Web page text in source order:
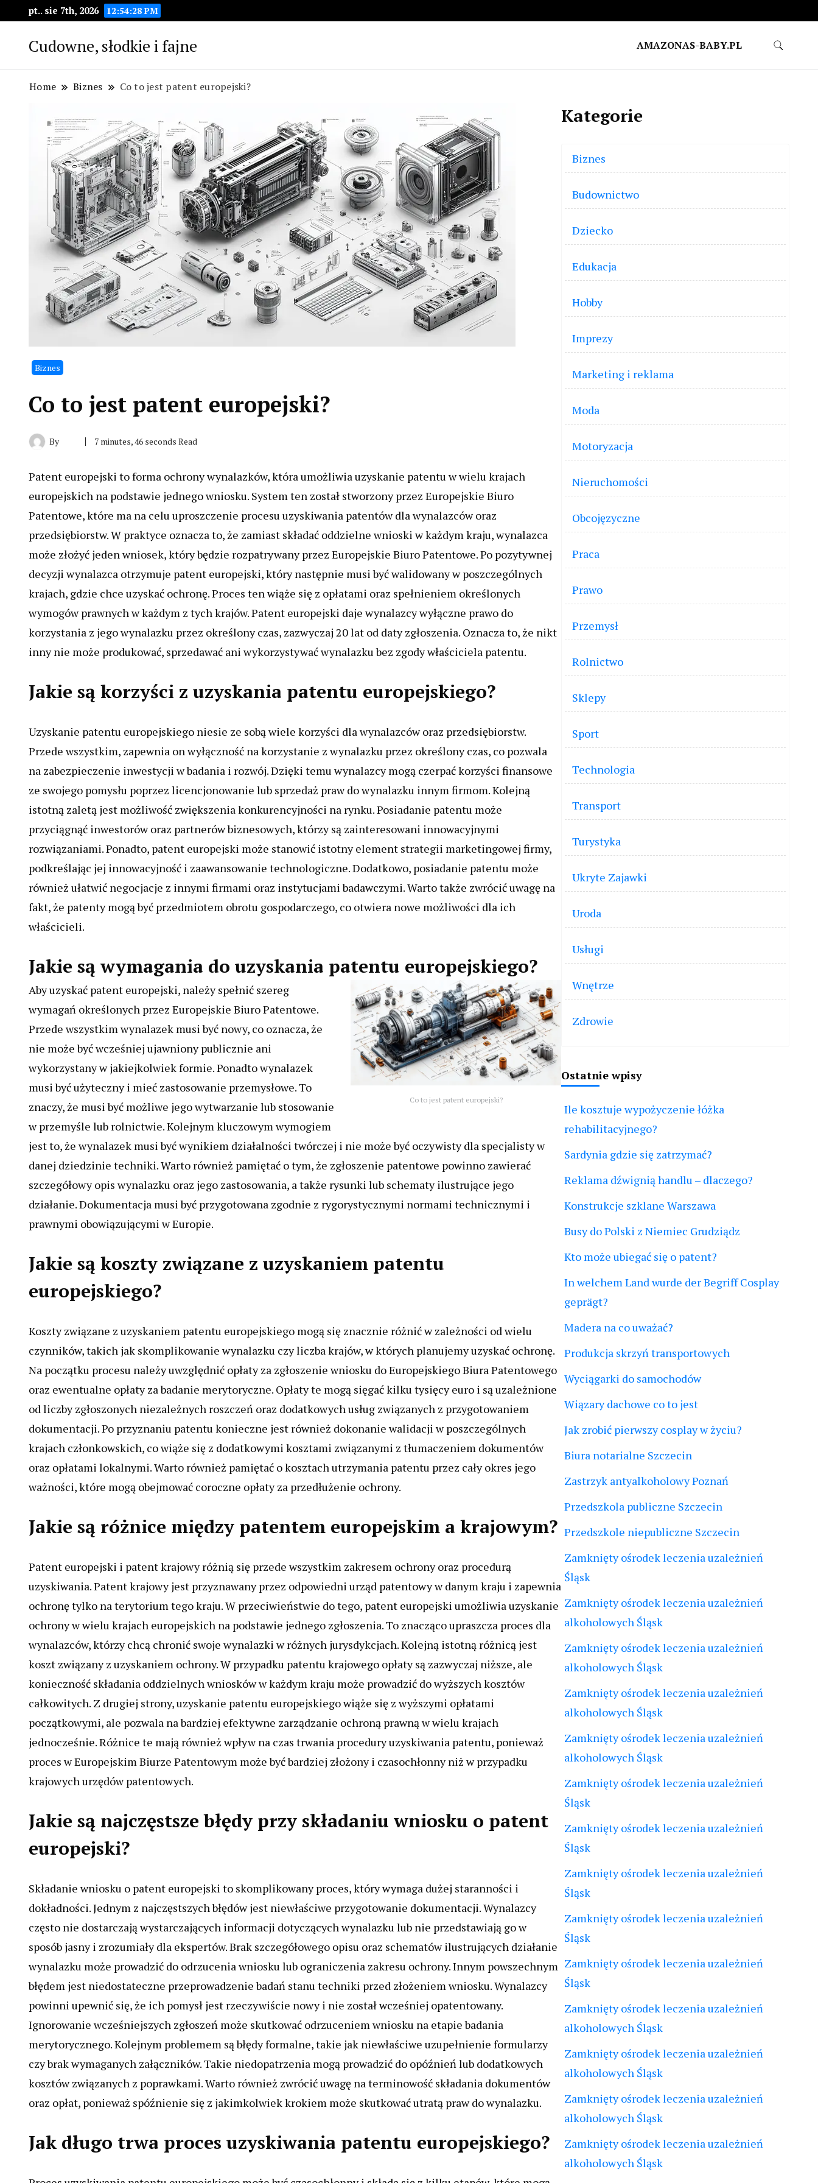
pt.. sie 7th, 2026 12:54:29 PM
Cudowne, słodkie i fajne AMAZONAS-BABY.PL
Home Biznes Co to jest patent europejski?
Biznes
Co to jest patent europejski?
By 7 minutes, 46 seconds Read
Patent europejski to forma ochrony wynalazków, która umożliwia uzyskanie patentu w wielu krajach
europejskich na podstawie jednego wniosku. System ten został stworzony przez Europejskie Biuro
Patentowe, które ma na celu uproszczenie procesu uzyskiwania patentów dla wynalazców oraz
przedsiębiorstw. W praktyce oznacza to, że zamiast składać oddzielne wnioski w każdym kraju, wynalazca
może złożyć jeden wniosek, który będzie rozpatrywany przez Europejskie Biuro Patentowe. Po pozytywnej
decyzji wynalazca otrzymuje patent europejski, który następnie musi być walidowany w poszczególnych
krajach, gdzie chce uzyskać ochronę. Proces ten wiąże się z opłatami oraz spełnieniem określonych
wymogów prawnych w każdym z tych krajów. Patent europejski daje wynalazcy wyłączne prawo do
korzystania z jego wynalazku przez określony czas, zazwyczaj 20 lat od daty zgłoszenia. Oznacza to, że nikt
inny nie może produkować, sprzedawać ani wykorzystywać wynalazku bez zgody właściciela patentu.
Jakie są korzyści z uzyskania patentu europejskiego?
Uzyskanie patentu europejskiego niesie ze sobą wiele korzyści dla wynalazców oraz przedsiębiorstw.
Przede wszystkim, zapewnia on wyłączność na korzystanie z wynalazku przez określony czas, co pozwala
na zabezpieczenie inwestycji w badania i rozwój. Dzięki temu wynalazcy mogą czerpać korzyści finansowe
ze swojego pomysłu poprzez licencjonowanie lub sprzedaż praw do wynalazku innym firmom. Kolejną
istotną zaletą jest możliwość zwiększenia konkurencyjności na rynku. Posiadanie patentu może
przyciągnąć inwestorów oraz partnerów biznesowych, którzy są zainteresowani innowacyjnymi
rozwiązaniami. Ponadto, patent europejski może stanowić istotny element strategii marketingowej firmy,
podkreślając jej innowacyjność i zaawansowanie technologiczne. Dodatkowo, posiadanie patentu może
również ułatwić negocjacje z innymi firmami oraz instytucjami badawczymi. Warto także zwrócić uwagę na
fakt, że patenty mogą być przedmiotem obrotu gospodarczego, co otwiera nowe możliwości dla ich
właścicieli.
Jakie są wymagania do uzyskania patentu europejskiego?
Co to jest patent europejski?
Aby uzyskać patent europejski, należy spełnić szereg
wymagań określonych przez Europejskie Biuro Patentowe.
Przede wszystkim wynalazek musi być nowy, co oznacza, że
nie może być wcześniej ujawniony publicznie ani
wykorzystany w jakiejkolwiek formie. Ponadto wynalazek
musi być użyteczny i mieć zastosowanie przemysłowe. To
znaczy, że musi być możliwe jego wytwarzanie lub stosowanie
w przemyśle lub rolnictwie. Kolejnym kluczowym wymogiem
jest to, że wynalazek musi być wynikiem działalności twórczej i nie może być oczywisty dla specjalisty w
danej dziedzinie techniki. Warto również pamiętać o tym, że zgłoszenie patentowe powinno zawierać
szczegółowy opis wynalazku oraz jego zastosowania, a także rysunki lub schematy ilustrujące jego
działanie. Dokumentacja musi być przygotowana zgodnie z rygorystycznymi normami technicznymi i
prawnymi obowiązującymi w Europie.
Jakie są koszty związane z uzyskaniem patentu
europejskiego?
Koszty związane z uzyskaniem patentu europejskiego mogą się znacznie różnić w zależności od wielu
czynników, takich jak skomplikowanie wynalazku czy liczba krajów, w których planujemy uzyskać ochronę.
Na początku procesu należy uwzględnić opłaty za zgłoszenie wniosku do Europejskiego Biura Patentowego
oraz ewentualne opłaty za badanie merytoryczne. Opłaty te mogą sięgać kilku tysięcy euro i są uzależnione
od liczby zgłoszonych niezależnych roszczeń oraz dodatkowych usług związanych z przygotowaniem
dokumentacji. Po przyznaniu patentu konieczne jest również dokonanie walidacji w poszczególnych
krajach członkowskich, co wiąże się z dodatkowymi kosztami związanymi z tłumaczeniem dokumentów
oraz opłatami lokalnymi. Warto również pamiętać o kosztach utrzymania patentu przez cały okres jego
ważności, które mogą obejmować coroczne opłaty za przedłużenie ochrony.
Jakie są różnice między patentem europejskim a krajowym?
Patent europejski i patent krajowy różnią się przede wszystkim zakresem ochrony oraz procedurą
uzyskiwania. Patent krajowy jest przyznawany przez odpowiedni urząd patentowy w danym kraju i zapewnia
ochronę tylko na terytorium tego kraju. W przeciwieństwie do tego, patent europejski umożliwia uzyskanie
ochrony w wielu krajach europejskich na podstawie jednego zgłoszenia. To znacząco upraszcza proces dla
wynalazców, którzy chcą chronić swoje wynalazki w różnych jurysdykcjach. Kolejną istotną różnicą jest
koszt związany z uzyskaniem ochrony. W przypadku patentu krajowego opłaty są zazwyczaj niższe, ale
konieczność składania oddzielnych wniosków w każdym kraju może prowadzić do wyższych kosztów
całkowitych. Z drugiej strony, uzyskanie patentu europejskiego wiąże się z wyższymi opłatami
początkowymi, ale pozwala na bardziej efektywne zarządzanie ochroną prawną w wielu krajach
jednocześnie. Różnice te mają również wpływ na czas trwania procedury uzyskiwania patentu, ponieważ
proces w Europejskim Biurze Patentowym może być bardziej złożony i czasochłonny niż w przypadku
krajowych urzędów patentowych.
Jakie są najczęstsze błędy przy składaniu wniosku o patent
europejski?
Składanie wniosku o patent europejski to skomplikowany proces, który wymaga dużej staranności i
dokładności. Jednym z najczęstszych błędów jest niewłaściwe przygotowanie dokumentacji. Wynalazcy
często nie dostarczają wystarczających informacji dotyczących wynalazku lub nie przedstawiają go w
sposób jasny i zrozumiały dla ekspertów. Brak szczegółowego opisu oraz schematów ilustrujących działanie
wynalazku może prowadzić do odrzucenia wniosku lub ograniczenia zakresu ochrony. Innym powszechnym
błędem jest niedostateczne przeprowadzenie badań stanu techniki przed złożeniem wniosku. Wynalazcy
powinni upewnić się, że ich pomysł jest rzeczywiście nowy i nie został wcześniej opatentowany.
Ignorowanie wcześniejszych zgłoszeń może skutkować odrzuceniem wniosku na etapie badania
merytorycznego. Kolejnym problemem są błędy formalne, takie jak niewłaściwe uzupełnienie formularzy
czy brak wymaganych załączników. Takie niedopatrzenia mogą prowadzić do opóźnień lub dodatkowych
kosztów związanych z poprawkami. Warto również zwrócić uwagę na terminowość składania dokumentów
oraz opłat, ponieważ spóźnienie się z jakimkolwiek krokiem może skutkować utratą praw do wynalazku.
Jak długo trwa proces uzyskiwania patentu europejskiego?
Kategorie
Biznes
Budownictwo
Dziecko
Edukacja
Hobby
Imprezy
Marketing i reklama
Moda
Motoryzacja
Nieruchomości
Obcojęzyczne
Praca
Prawo
Przemysł
Rolnictwo
Sklepy
Sport
Technologia
Transport
Turystyka
Ukryte Zajawki
Uroda
Usługi
Wnętrze
Zdrowie
Ostatnie wpisy
Ile kosztuje wypożyczenie łóżka
rehabilitacyjnego?
Sardynia gdzie się zatrzymać?
Reklama dźwignią handlu – dlaczego?
Konstrukcje szklane Warszawa
Busy do Polski z Niemiec Grudziądz
Kto może ubiegać się o patent?
In welchem Land wurde der Begriff Cosplay
geprägt?
Madera na co uważać?
Produkcja skrzyń transportowych
Wyciągarki do samochodów
Wiązary dachowe co to jest
Jak zrobić pierwszy cosplay w życiu?
Biura notarialne Szczecin
Zastrzyk antyalkoholowy Poznań
Przedszkola publiczne Szczecin
Przedszkole niepubliczne Szczecin
Zamknięty ośrodek leczenia uzależnień
Śląsk
Zamknięty ośrodek leczenia uzależnień
alkoholowych Śląsk
Zamknięty ośrodek leczenia uzależnień
alkoholowych Śląsk
Zamknięty ośrodek leczenia uzależnień
alkoholowych Śląsk
Zamknięty ośrodek leczenia uzależnień
alkoholowych Śląsk
Zamknięty ośrodek leczenia uzależnień
Śląsk
Zamknięty ośrodek leczenia uzależnień
Śląsk
Zamknięty ośrodek leczenia uzależnień
Śląsk
Zamknięty ośrodek leczenia uzależnień
Śląsk
Zamknięty ośrodek leczenia uzależnień
Śląsk
Zamknięty ośrodek leczenia uzależnień
alkoholowych Śląsk
Zamknięty ośrodek leczenia uzależnień
alkoholowych Śląsk
Zamknięty ośrodek leczenia uzależnień
alkoholowych Śląsk
Zamknięty ośrodek leczenia uzależnień
alkoholowych Śląsk